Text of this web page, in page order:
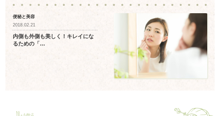
便秘と美容
2018.02.21
内側も外側も美しく！キレイにな
るための「…